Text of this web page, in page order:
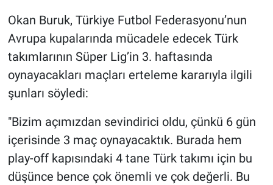
Okan Buruk, Türkiye Futbol Federasyonu’nun
Avrupa kupalarında mücadele edecek Türk
takımlarının Süper Lig’in 3. haftasında
oynayacakları maçları erteleme kararıyla ilgili
şunları söyledi:
"Bizim açımızdan sevindirici oldu, çünkü 6 gün
içerisinde 3 maç oynayacaktık. Burada hem
play-off kapısındaki 4 tane Türk takımı için bu
düşünce bence çok önemli ve çok değerli. Bu